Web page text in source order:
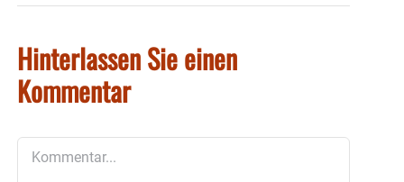
Hinterlassen Sie einen
Kommentar